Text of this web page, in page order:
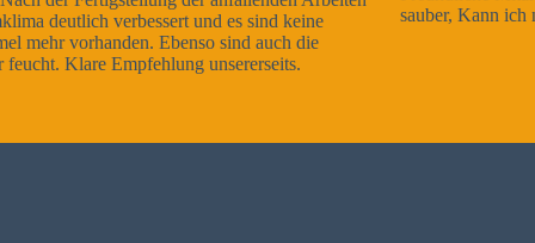
sauber, Kann ich nur weiterempfehlen